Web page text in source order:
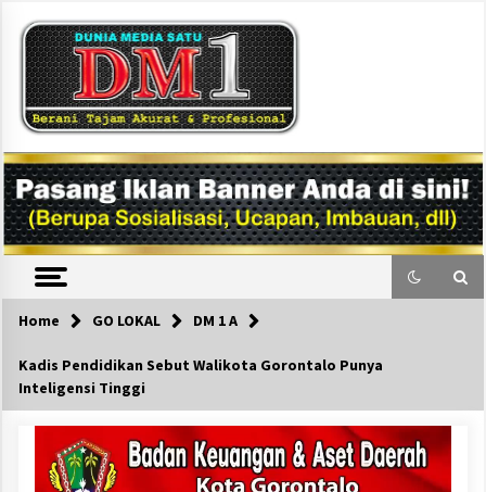
content
DM1
Home GO LOKAL DM 1 A
Kadis Pendidikan Sebut Walikota Gorontalo Punya
Inteligensi Tinggi